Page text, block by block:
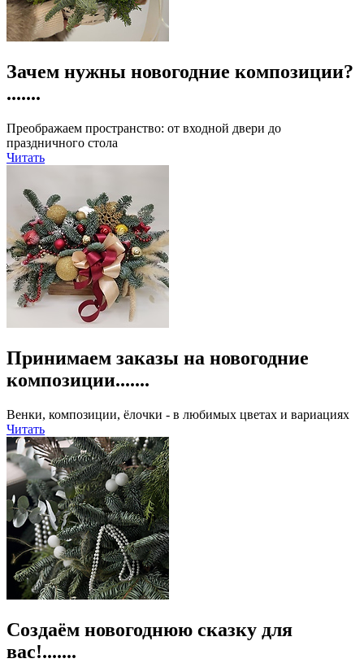
Зачем нужны новогодние композиции?
.......
Преображаем пространство: от входной двери до
праздничного стола
Читать
Принимаем заказы на новогодние
композиции.......
Венки, композиции, ёлочки - в любимых цветах и вариациях
Читать
Создаём новогоднюю сказку для
вас!.......